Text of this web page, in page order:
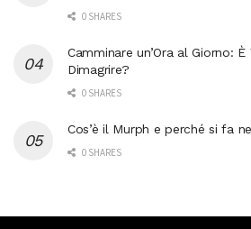
0 SHARES
Camminare un’Ora al Giorno:
Dimagrire?
0 SHARES
Cos’è il Murph e perché si fa
0 SHARES